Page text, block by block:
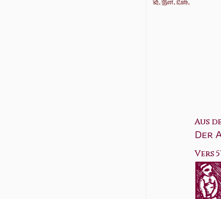
Aus
Der
Vers